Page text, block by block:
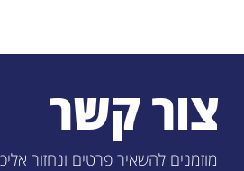
צור קשר
מוזמנים להשאיר פרטים ונחזור